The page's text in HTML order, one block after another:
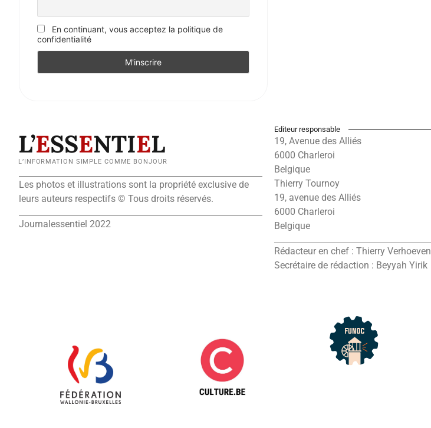
En continuant, vous acceptez la politique de
confidentialité
L’ESSENTIEL
L’INFORMATION SIMPLE COMME BONJOUR
Les photos et illustrations sont la propriété exclusive de
leurs auteurs respectifs © Tous droits réservés.
Journalessentiel 2022
Editeur responsable
19, Avenue des Alliés
6000 Charleroi
Belgique
Thierry Tournoy
19, avenue des Alliés
6000 Charleroi
Belgique
Rédacteur en chef : Thierry Verhoeven
Secrétaire de rédaction : Beyyah Yirik